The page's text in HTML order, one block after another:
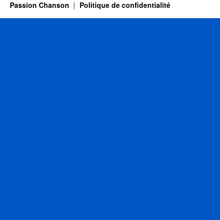
Passion Chanson Politique de confidentialité